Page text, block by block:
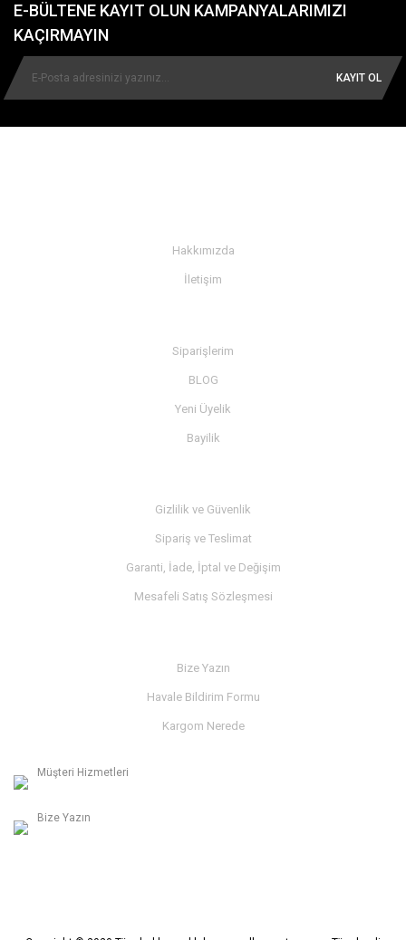
E-BÜLTENE KAYIT OLUN KAMPANYALARIMIZI
KAÇIRMAYIN
KAYIT OL
Hakkımızda
İletişim
Siparişlerim
BLOG
Yeni Üyelik
Bayilik
Gizlilik ve Güvenlik
Sipariş ve Teslimat
Garanti, İade, İptal ve Değişim
Mesafeli Satış Sözleşmesi
Bize Yazın
Havale Bildirim Formu
Kargom Nerede
Müşteri Hizmetleri
Bize Yazın